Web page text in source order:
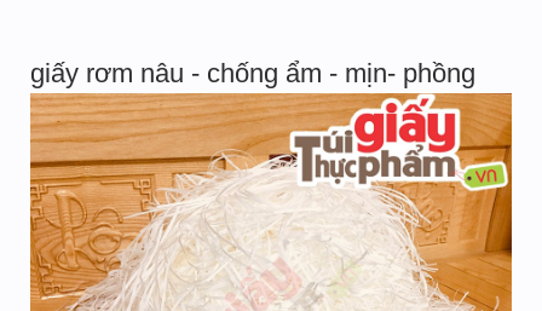
giấy rơm nâu - chống ẩm - mịn- phồng